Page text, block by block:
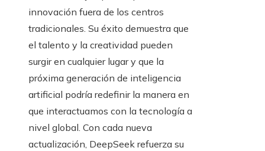
innovación fuera de los centros
tradicionales. Su éxito demuestra que
el talento y la creatividad pueden
surgir en cualquier lugar y que la
próxima generación de inteligencia
artificial podría redefinir la manera en
que interactuamos con la tecnología a
nivel global. Con cada nueva
actualización, DeepSeek refuerza su